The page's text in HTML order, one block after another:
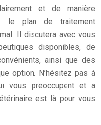
et de manière
le plan de traitement
Il discutera avec vous
disponibles, de
ainsi que des
option. N’hésitez pas à
vous préoccupent et à
est là pour vous